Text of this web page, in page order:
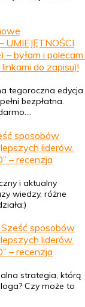
byłam i polecam.
do zapisu)!
tegoroczna edycja
bezpłatna.
sposobów
liderów.
– recenzja
i aktualny
wiedzy, różne
Sześć sposobów
liderów.
– recenzja
strategia, którą
Czy może to